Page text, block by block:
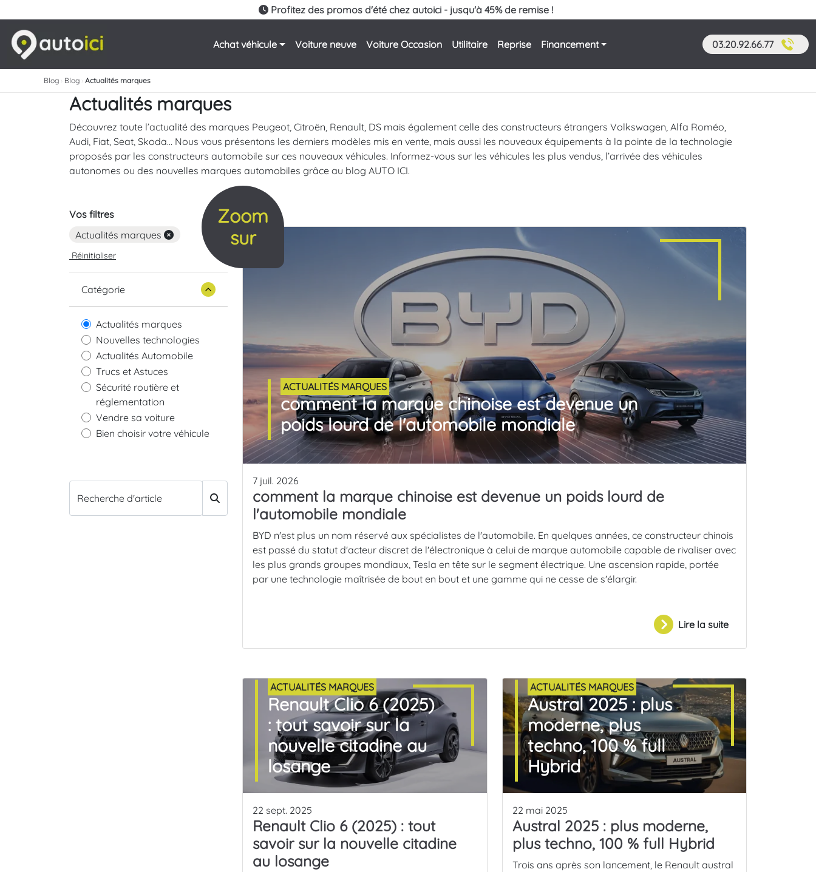
Profitez des promos d'été chez autoici - jusqu'à 45% de remise !
Achat véhicule Voiture neuve Voiture Occasion Utilitaire Reprise Financement 03.20.92.66.77
Blog › Blog › Actualités marques
Actualités marques
Découvrez toute l’actualité des marques Peugeot, Citroën, Renault, DS mais également celle des constructeurs étrangers Volkswagen, Alfa Roméo,
Audi, Fiat, Seat, Skoda… Nous vous présentons les derniers modèles mis en vente, mais aussi les nouveaux équipements à la pointe de la technologie
proposés par les constructeurs automobile sur ces nouveaux véhicules. Informez-vous sur les véhicules les plus vendus, l’arrivée des véhicules
autonomes ou des nouvelles marques automobiles grâce au blog AUTO ICI.
Vos filtres
Actualités marques
Réinitialiser
Catégorie
Actualités marques
Nouvelles technologies
Actualités Automobile
Trucs et Astuces
Sécurité routière et
réglementation
Vendre sa voiture
Bien choisir votre véhicule
Recherche d'article
Zoom
sur
ACTUALITÉS MARQUES
comment la marque chinoise est devenue un
poids lourd de l'automobile mondiale
7 juil. 2026
comment la marque chinoise est devenue un poids lourd de
l'automobile mondiale
BYD n'est plus un nom réservé aux spécialistes de l'automobile. En quelques années, ce constructeur chinois
est passé du statut d'acteur discret de l'électronique à celui de marque automobile capable de rivaliser avec
les plus grands groupes mondiaux, Tesla en tête sur le segment électrique. Une ascension rapide, portée
par une technologie maîtrisée de bout en bout et une gamme qui ne cesse de s'élargir.
Lire la suite
ACTUALITÉS MARQUES
Renault Clio 6 (2025)
: tout savoir sur la
nouvelle citadine au
losange
22 sept. 2025
Renault Clio 6 (2025) : tout
savoir sur la nouvelle citadine
au losange
ACTUALITÉS MARQUES
Austral 2025 : plus
moderne, plus
techno, 100 % full
Hybrid
22 mai 2025
Austral 2025 : plus moderne,
plus techno, 100 % full Hybrid
Trois ans après son lancement, le Renault austral